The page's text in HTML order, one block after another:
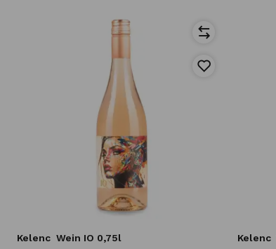
Kelenc Wein IO 0,75l Kelenc